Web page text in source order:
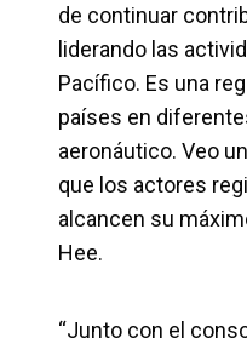
de continuar
liderando las
Pacífico. Es una
países en
aeronáutico. Veo
que los actores
alcancen su
Hee.
“Junto con el